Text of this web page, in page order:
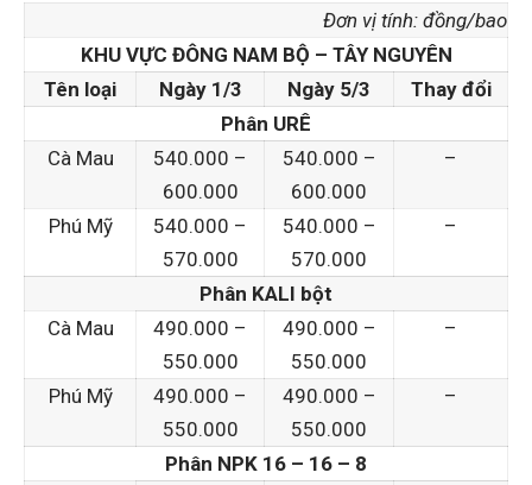
Đơn vị tính: đồng/bao
KHU VỰC ĐÔNG NAM BỘ – TÂY NGUYÊN
Tên loại
Ngày 1/3 Ngày 5/3
Thay đổi
Phân URÊ
Cà Mau
540.000 –
600.000
540.000 –
600.000
–
Phú Mỹ
540.000 –
570.000
540.000 –
570.000
–
Phân KALI bột
Cà Mau
490.000 –
550.000
490.000 –
550.000
–
Phú Mỹ
490.000 –
550.000
490.000 –
550.000
–
Phân NPK 16 – 16 – 8